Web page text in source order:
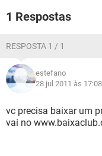
1 Respostas
RESPOSTA 1 / 1
estefano
28 jul 2011 às 17:08
vc precisa baixar um
vai no